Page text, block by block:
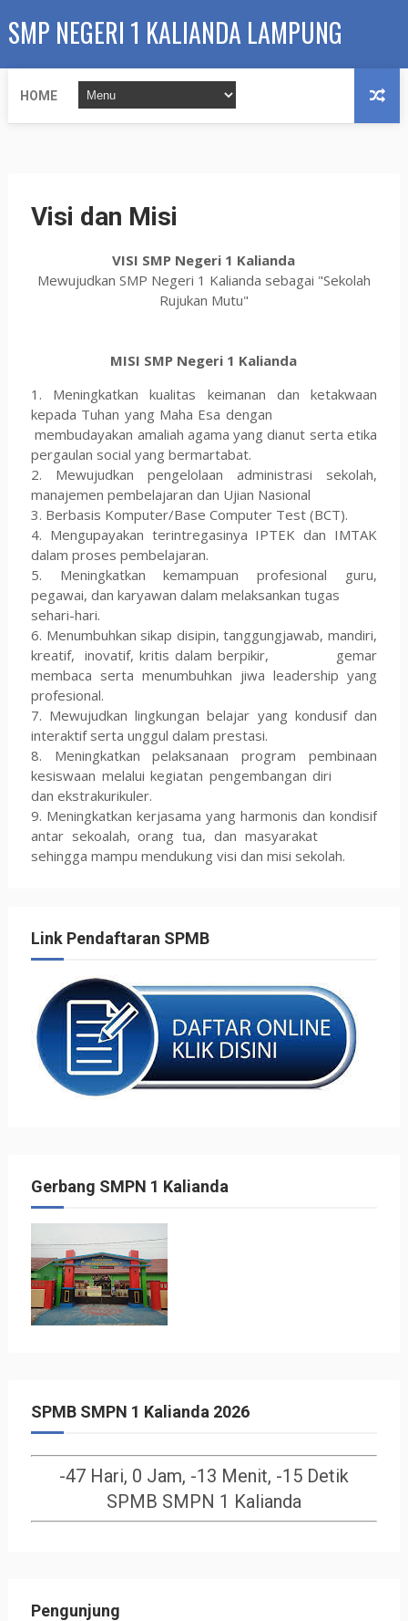
SMP NEGERI 1 KALIANDA LAMPUNG
SELATAN
HOME
Visi dan Misi
VISI SMP Negeri 1 Kalianda
Mewujudkan SMP Negeri 1 Kalianda sebagai "Sekolah
Rujukan Mutu"
MISI SMP Negeri 1 Kalianda
1. Meningkatkan kualitas keimanan dan ketakwaan
kepada Tuhan yang Maha Esa dengan
membudayakan amaliah agama yang dianut serta etika
pergaulan social yang bermartabat.
2. Mewujudkan pengelolaan administrasi sekolah,
manajemen pembelajaran dan Ujian Nasional
3. Berbasis Komputer/Base Computer Test (BCT).
4. Mengupayakan terintregasinya IPTEK dan IMTAK
dalam proses pembelajaran.
5. Meningkatkan kemampuan profesional guru,
pegawai, dan karyawan dalam melaksankan tugas
sehari-hari.
6. Menumbuhkan sikap disipin, tanggungjawab, mandiri,
kreatif, inovatif, kritis dalam berpikir, gemar
membaca serta menumbuhkan jiwa leadership yang
profesional.
7. Mewujudkan lingkungan belajar yang kondusif dan
interaktif serta unggul dalam prestasi.
8. Meningkatkan pelaksanaan program pembinaan
kesiswaan melalui kegiatan pengembangan diri
dan ekstrakurikuler.
9. Meningkatkan kerjasama yang harmonis dan kondisif
antar sekoalah, orang tua, dan masyarakat
sehingga mampu mendukung visi dan misi sekolah.
Link Pendaftaran SPMB
Gerbang SMPN 1 Kalianda
SPMB SMPN 1 Kalianda 2026
-47 Hari, 0 Jam, -13 Menit, -16 Detik
SPMB SMPN 1 Kalianda
Pengunjung